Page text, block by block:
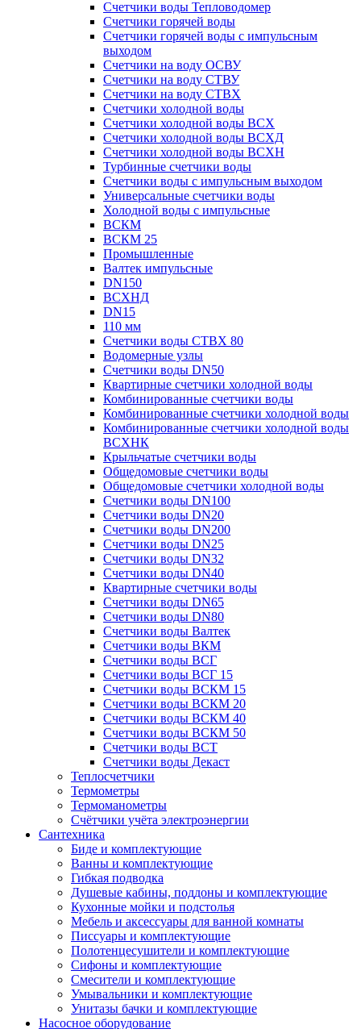
Счетчики воды Тепловодомер
Счетчики горячей воды
Счетчики горячей воды с импульсным
выходом
Счетчики на воду ОСВУ
Счетчики на воду СТВУ
Счетчики на воду СТВХ
Счетчики холодной воды
Счетчики холодной воды ВСХ
Счетчики холодной воды ВСХД
Счетчики холодной воды ВСХН
Турбинные счетчики воды
Счетчики воды с импульсным выходом
Универсальные счетчики воды
Холодной воды с импульсные
ВСКМ
ВСКМ 25
Промышленные
Валтек импульсные
DN150
ВСХНД
DN15
110 мм
Счетчики воды СТВХ 80
Водомерные узлы
Счетчики воды DN50
Квартирные счетчики холодной воды
Комбинированные счетчики воды
Комбинированные счетчики холодной воды
Комбинированные счетчики холодной воды
ВСХНК
Крыльчатые счетчики воды
Общедомовые счетчики воды
Общедомовые счетчики холодной воды
Счетчики воды DN100
Счетчики воды DN20
Счетчики воды DN200
Счетчики воды DN25
Счетчики воды DN32
Счетчики воды DN40
Квартирные счетчики воды
Счетчики воды DN65
Счетчики воды DN80
Счетчики воды Валтек
Счетчики воды ВКМ
Счетчики воды ВСГ
Счетчики воды ВСГ 15
Счетчики воды ВСКМ 15
Счетчики воды ВСКМ 20
Счетчики воды ВСКМ 40
Счетчики воды ВСКМ 50
Счетчики воды ВСТ
Счетчики воды Декаст
Теплосчетчики
Термометры
Термоманометры
Счётчики учёта электроэнергии
Сантехника
Биде и комплектующие
Ванны и комплектующие
Гибкая подводка
Душевые кабины, поддоны и комплектующие
Кухонные мойки и подстолья
Мебель и аксессуары для ванной комнаты
Писсуары и комплектующие
Полотенцесушители и комплектующие
Сифоны и комплектующие
Смесители и комплектующие
Умывальники и комплектующие
Унитазы бачки и комплектующие
Насосное оборудование